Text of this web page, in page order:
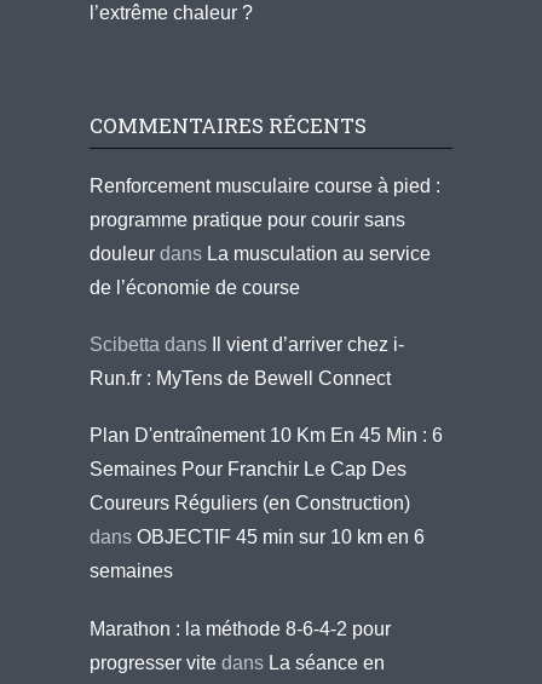
l’extrême chaleur ?
COMMENTAIRES RÉCENTS
Renforcement musculaire course à pied :
programme pratique pour courir sans
douleur dans La musculation au service
de l’économie de course
Scibetta dans
Il vient d’arriver chez i-
Run.fr : MyTens de Bewell Connect
Plan D'entraînement 10 Km En 45 Min : 6
Semaines Pour Franchir Le Cap Des
Coureurs Réguliers (en Construction)
dans OBJECTIF 45 min sur 10 km en 6
semaines
Marathon : la méthode 8-6-4-2 pour
progresser vite dans La séance en